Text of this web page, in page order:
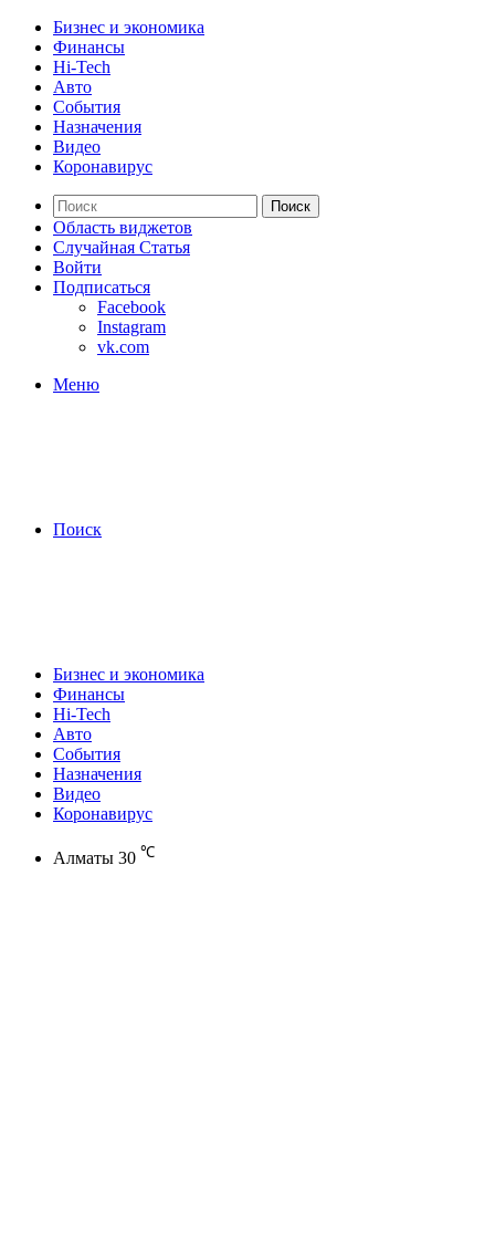
Бизнес и экономика
Финансы
Hi-Tech
Авто
События
Назначения
Видео
Коронавирус
Поиск
Область виджетов
Случайная Статья
Войти
Подписаться
Facebook
Instagram
vk.com
Меню
Поиск
Бизнес и экономика
Финансы
Hi-Tech
Авто
События
Назначения
Видео
Коронавирус
Алматы 30 ℃